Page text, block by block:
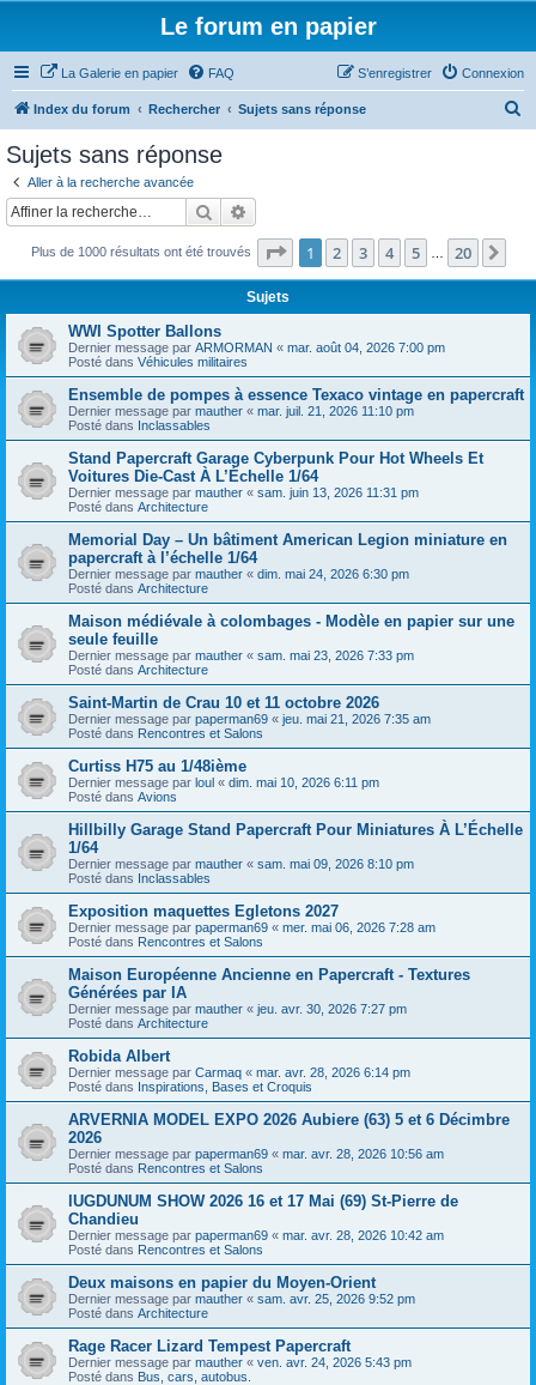
Le forum en papier
La Galerie en papier FAQ Connexion
S’enregistrer
Index du forum Rechercher Sujets sans réponse
c
Sujets sans réponse
Aller à la recherche avancée
Rechercher
Plus de 1000 résultats ont été trouvés Page 1sur20
1 2 3 4 5 20
Sujets
WWI Spotter Ballons
Dernier message par ARMORMAN « mar. août 04, 2026 7:00 pm
Posté dans Véhicules militaires
Ensemble de pompes à essence Texaco vintage en papercraft
Dernier message par mauther « mar. juil. 21, 2026 11:10 pm
Posté dans Inclassables
Stand Papercraft Garage Cyberpunk Pour Hot Wheels Et
Voitures Die-Cast À L’Échelle 1/64
Dernier message par mauther « sam. juin 13, 2026 11:31 pm
Posté dans Architecture
Memorial Day – Un bâtiment American Legion miniature en
papercraft à l’échelle 1/64
Dernier message par mauther « dim. mai 24, 2026 6:30 pm
Posté dans Architecture
Maison médiévale à colombages - Modèle en papier sur une
seule feuille
Dernier message par mauther « sam. mai 23, 2026 7:33 pm
Posté dans Architecture
Saint-Martin de Crau 10 et 11 octobre 2026
Dernier message par paperman69 « jeu. mai 21, 2026 7:35 am
Posté dans Rencontres et Salons
Curtiss H75 au 1/48ième
Dernier message par loul « dim. mai 10, 2026 6:11 pm
Posté dans Avions
Hillbilly Garage Stand Papercraft Pour Miniatures À L’Échelle
1/64
Dernier message par mauther « sam. mai 09, 2026 8:10 pm
Posté dans Inclassables
Exposition maquettes Egletons 2027
Dernier message par paperman69 « mer. mai 06, 2026 7:28 am
Posté dans Rencontres et Salons
Maison Européenne Ancienne en Papercraft - Textures
Générées par IA
Dernier message par mauther « jeu. avr. 30, 2026 7:27 pm
Posté dans Architecture
Robida Albert
Dernier message par Carmaq « mar. avr. 28, 2026 6:14 pm
Posté dans Inspirations, Bases et Croquis
ARVERNIA MODEL EXPO 2026 Aubiere (63) 5 et 6 Décimbre
2026
Dernier message par paperman69 « mar. avr. 28, 2026 10:56 am
Posté dans Rencontres et Salons
lUGDUNUM SHOW 2026 16 et 17 Mai (69) St-Pierre de
Chandieu
Dernier message par paperman69 « mar. avr. 28, 2026 10:42 am
Posté dans Rencontres et Salons
Deux maisons en papier du Moyen-Orient
Dernier message par mauther « sam. avr. 25, 2026 9:52 pm
Posté dans Architecture
Rage Racer Lizard Tempest Papercraft
Dernier message par mauther « ven. avr. 24, 2026 5:43 pm
Posté dans Bus, cars, autobus.